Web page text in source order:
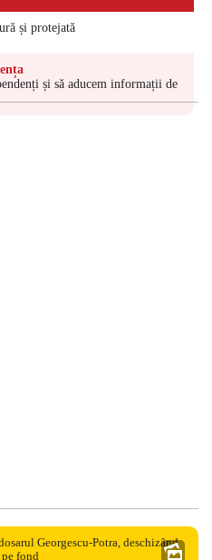
și protejată
și să aducem informații de